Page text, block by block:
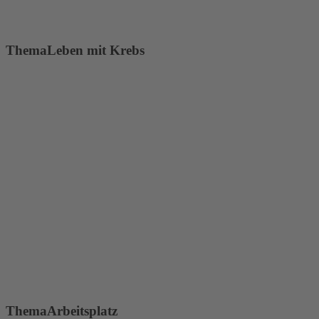
ThemaLeben mit Krebs
ThemaArbeitsplatz